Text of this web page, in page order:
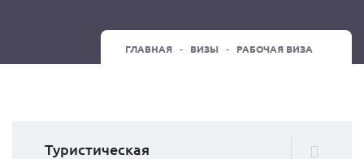
ГЛАВНАЯ ВИЗЫ РАБОЧАЯ ВИЗА
Туристическая